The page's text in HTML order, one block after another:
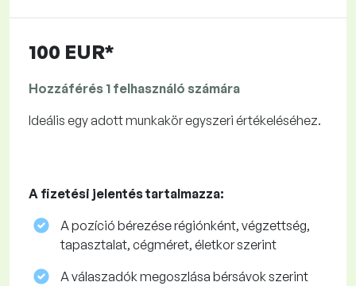
100 EUR*
Hozzáférés 1 felhasználó számára
Ideális egy adott munkakör egyszeri értékeléséhez.
A fizetési jelentés tartalmazza:
A pozíció bérezése régiónként, végzettség,
tapasztalat, cégméret, életkor szerint
A válaszadók megoszlása ​​bérsávok szerint